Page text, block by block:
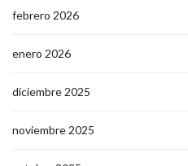
febrero 2026
enero 2026
diciembre 2025
noviembre 2025